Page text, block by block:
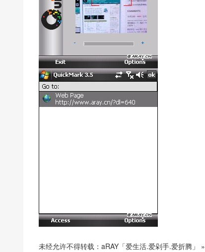
未经允许不得转载： aRAY「爱生活.爱剁手.爱折腾」 »